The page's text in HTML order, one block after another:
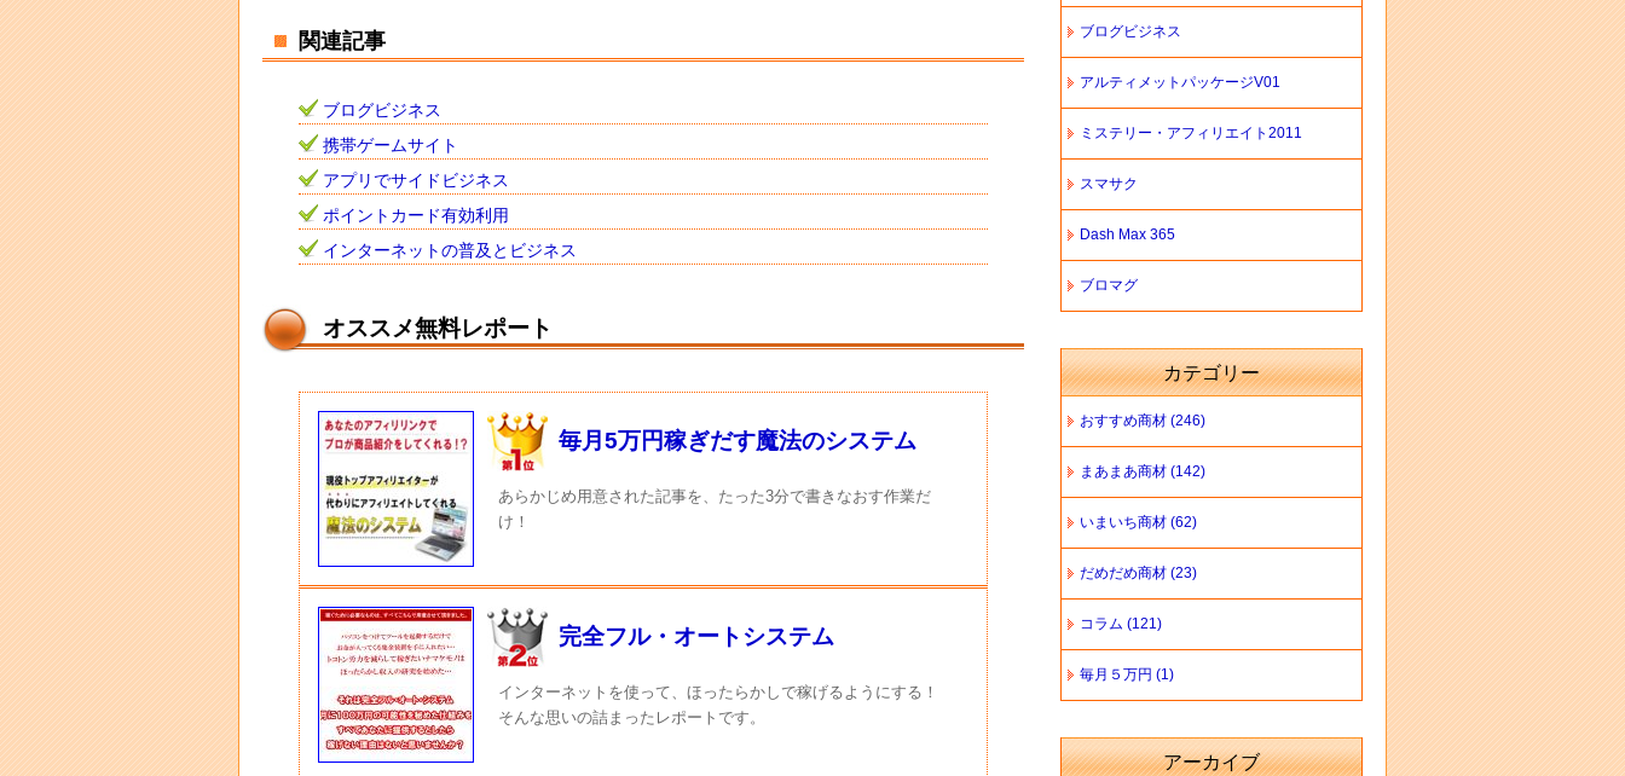
関連記事
ブログビジネス
携帯ゲームサイト
アプリでサイドビジネス
ポイントカード有効利用
インターネットの普及とビジネス
オススメ無料レポート
毎月5万円稼ぎだす魔法のシステム
あらかじめ用意された記事を、たった3分で書きなおす作業だ
け！
完全フル・オートシステム
インターネットを使って、ほったらかしで稼げるようにする！
そんな思いの詰まったレポートです。
ブログビジネス
アルティメットパッケージV01
ミステリー・アフィリエイト2011
スマサク
Dash Max 365
ブロマグ
カテゴリー
おすすめ商材 (246)
まあまあ商材 (142)
いまいち商材 (62)
だめだめ商材 (23)
コラム (121)
毎月５万円 (1)
アーカイブ